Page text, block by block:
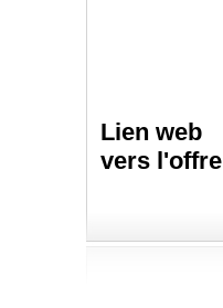
Lien web
vers l'offre